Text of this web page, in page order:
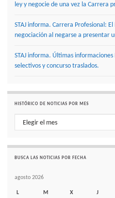
ley y negocie de una vez la Carrera
STAJ informa. Carrera Profesional:
negociación al negarse a presentar
STAJ informa. Últimas
selectivos y concurso traslados.
HISTÓRICO DE NOTICIAS POR MES
Histórico de noticias por mes
BUSCA LAS NOTICIAS POR FECHA
agosto 2026
L M X J